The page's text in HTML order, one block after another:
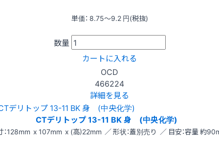
単価： 8.75〜9.2 円(税抜)
数量
カートに入れる
OCD
466224
詳細を見る
CTデリトップ 13-11 BK 身 (中央化学)
：128mm x 107mm x (高)22mm ／ 形状：蓋別売り ／ 目安：容量 約